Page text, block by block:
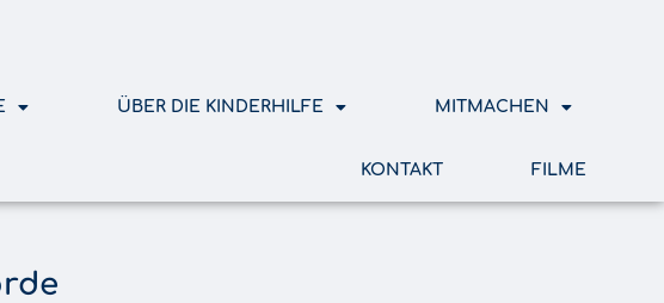
ÜBER DIE KINDERHILFE MITMACHEN
KONTAKT FILME